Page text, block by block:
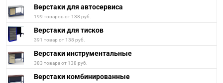
Верстаки для автосервиса
199 товаров от 138 руб.
Верстаки для тисков
391 товар от 138 руб.
Верстаки инструментальные
383 товара от 138 руб.
Верстаки комбинированные